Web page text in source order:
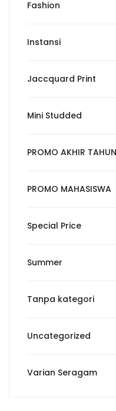
Fashion
Instansi
Jaccquard Print
Mini Studded
PROMO AKHIR TAHUN
PROMO MAHASISWA
Special Price
Summer
Tanpa kategori
Uncategorized
Varian Seragam